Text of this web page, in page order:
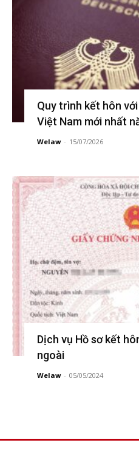
Quy trình kết hôn
Việt Nam mới nhất
Welaw - 15/07/2026
Dịch vụ Hồ sơ kết
ngoài
Welaw - 05/05/2024